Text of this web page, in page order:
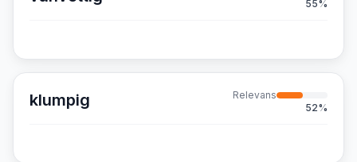
55%
klumpig
Relevans
52%